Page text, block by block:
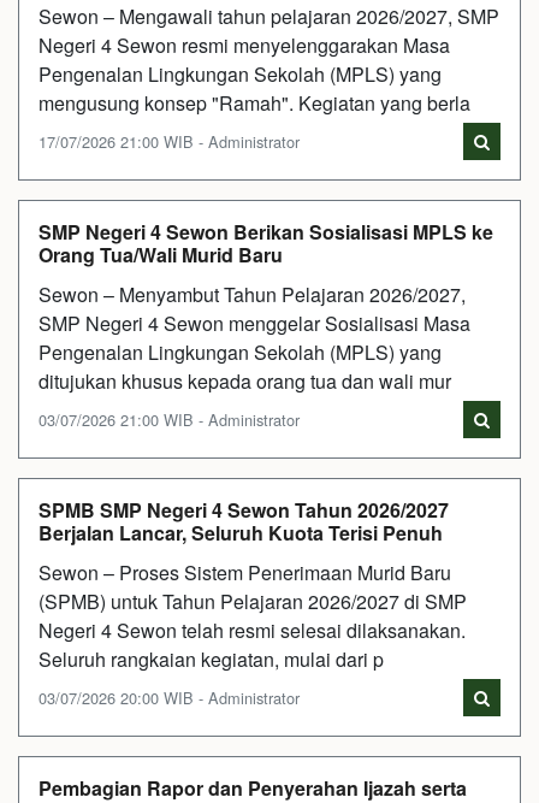
Sewon – Mengawali tahun pelajaran 2026/2027, SMP
Negeri 4 Sewon resmi menyelenggarakan Masa
Pengenalan Lingkungan Sekolah (MPLS) yang
mengusung konsep "Ramah". Kegiatan yang berla
17/07/2026 21:00 WIB - Administrator
SMP Negeri 4 Sewon Berikan Sosialisasi MPLS ke
Orang Tua/Wali Murid Baru
Sewon – Menyambut Tahun Pelajaran 2026/2027,
SMP Negeri 4 Sewon menggelar Sosialisasi Masa
Pengenalan Lingkungan Sekolah (MPLS) yang
ditujukan khusus kepada orang tua dan wali mur
03/07/2026 21:00 WIB - Administrator
SPMB SMP Negeri 4 Sewon Tahun 2026/2027
Berjalan Lancar, Seluruh Kuota Terisi Penuh
Sewon – Proses Sistem Penerimaan Murid Baru
(SPMB) untuk Tahun Pelajaran 2026/2027 di SMP
Negeri 4 Sewon telah resmi selesai dilaksanakan.
Seluruh rangkaian kegiatan, mulai dari p
03/07/2026 20:00 WIB - Administrator
Pembagian Rapor dan Penyerahan Ijazah serta